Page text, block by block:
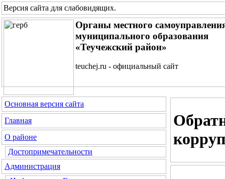
Версия сайта для слабовидящих.
Органы местного
муниципального образования
«Теучежский район»
teuchej.ru - официальный сайт
Основная версия сайта
Главная
О районе
Достопримечательности
Администрация